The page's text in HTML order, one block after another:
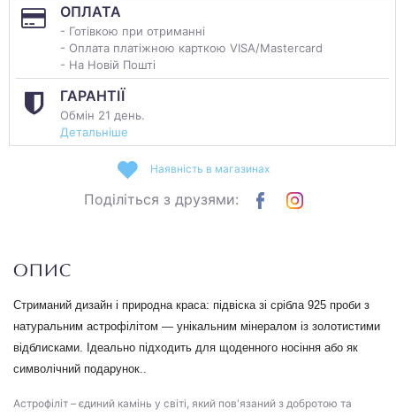
ОПЛАТА
- Готівкою при отриманні
- Оплата платіжною карткою VISA/Mastercard
- На Новій Пошті
ГАРАНТІЇ
Обмін 21 день.
Детальніше
Наявність в магазинах
Поділіться з друзями:
ОПИС
Стриманий дизайн і природна краса: підвіска зі срібла 925 проби з
натуральним астрофілітом — унікальним мінералом із золотистими
відблисками. Ідеально підходить для щоденного носіння або як
символічний подарунок..
Астрофіліт – єдиний камінь у світі, який пов'язаний з добротою та